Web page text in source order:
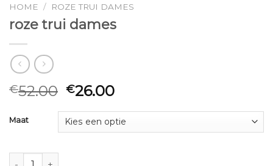
HOME / ROZE TRUI DAMES
roze trui dames
€52.00 €26.00
Maat
roze trui dames aantal